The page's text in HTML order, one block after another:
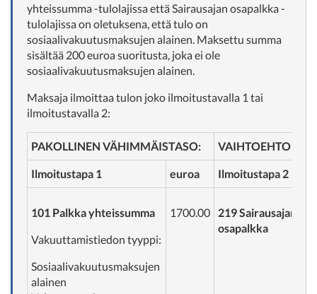
yhteissumma -tulolajissa että Sairausajan osapalkka -
tulolajissa on oletuksena, että tulo on
sosiaalivakuutusmaksujen alainen. Maksettu summa
sisältää 200 euroa suoritusta, joka ei ole
sosiaalivakuutusmaksujen alainen.
Maksaja ilmoittaa tulon joko ilmoitustavalla 1 tai
ilmoitustavalla 2:
PAKOLLINEN VÄHIMMÄISTASO:
Ilmoitustapa 1 euroa Ilmoitustapa 2
101 Palkka yhteissumma
Vakuuttamistiedon tyyppi:
Sosiaalivakuutusmaksujen
alainen
1700.00
219 Sairausajan
osapalkka